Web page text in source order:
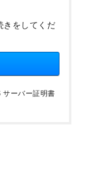
きをしてくだ
サーバー証明書